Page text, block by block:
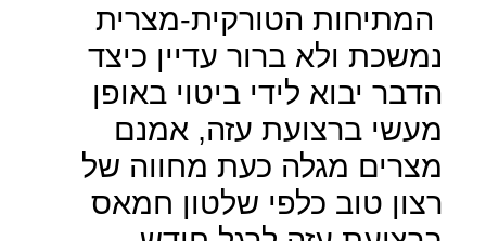
המתיחות הטורקית-מצרית
נמשכת ולא ברור עדיין כיצד
הדבר יבוא לידי ביטוי באופן
מעשי ברצועת עזה, אמנם
מצרים מגלה כעת מחווה של
רצון טוב כלפי שלטון חמאס